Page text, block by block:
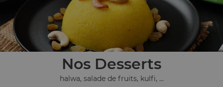
Nos Desserts
halwa, salade de fruits, kulfi, ...